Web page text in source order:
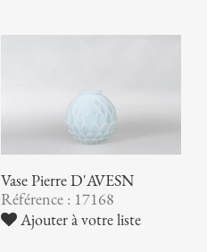
Vase Pierre D'AVESN
Référence : 17168
Ajouter à votre liste